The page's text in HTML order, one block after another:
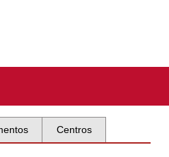
Centros